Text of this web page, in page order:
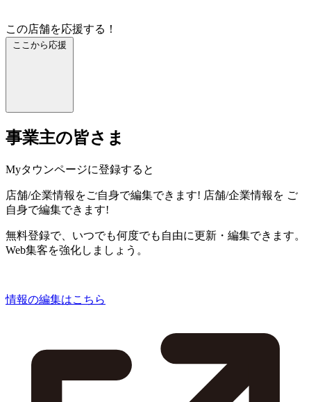
この店舗を応援する！
ここから応援
事業主の皆さま
Myタウンページに登録すると
店舗/企業情報をご自身で編集できます! 店舗/企業情報を ご
自身で編集できます!
無料登録で、いつでも何度でも自由に更新・編集できます。
Web集客を強化しましょう。
情報の編集はこちら